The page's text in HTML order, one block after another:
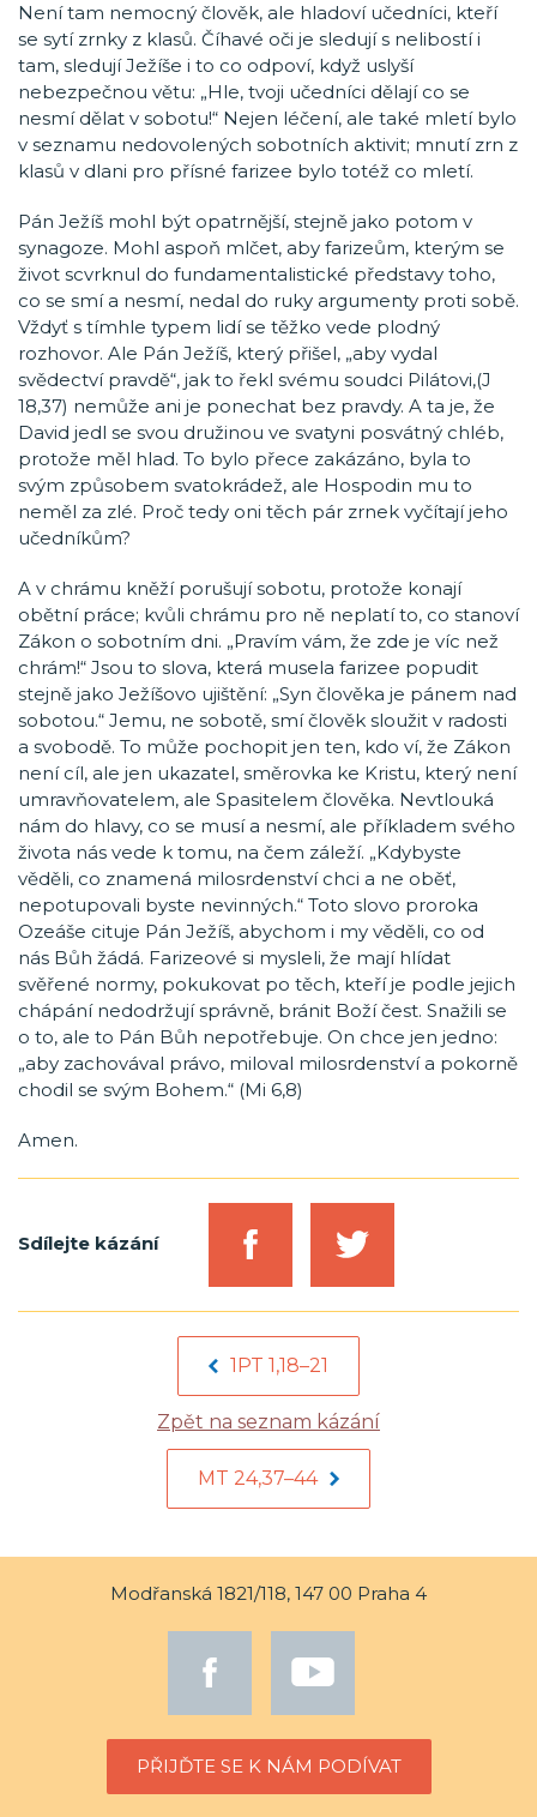
Není tam nemocný člověk, ale hladoví učedníci, kteří
se sytí zrnky z klasů. Číhavé oči je sledují s nelibostí i
tam, sledují Ježíše i to co odpoví, když uslyší
nebezpečnou větu: „Hle, tvoji učedníci dělají co se
nesmí dělat v sobotu!“ Nejen léčení, ale také mletí bylo
v seznamu nedovolených sobotních aktivit; mnutí zrn z
klasů v dlani pro přísné farizee bylo totéž co mletí.
Pán Ježíš mohl být opatrnější, stejně jako potom v
synagoze. Mohl aspoň mlčet, aby farizeům, kterým se
život scvrknul do fundamentalistické představy toho,
co se smí a nesmí, nedal do ruky argumenty proti sobě.
Vždyť s tímhle typem lidí se těžko vede plodný
rozhovor. Ale Pán Ježíš, který přišel, „aby vydal
svědectví pravdě“, jak to řekl svému soudci Pilátovi,(J
18,37) nemůže ani je ponechat bez pravdy. A ta je, že
David jedl se svou družinou ve svatyni posvátný chléb,
protože měl hlad. To bylo přece zakázáno, byla to
svým způsobem svatokrádež, ale Hospodin mu to
neměl za zlé. Proč tedy oni těch pár zrnek vyčítají jeho
učedníkům?
A v chrámu kněží porušují sobotu, protože konají
obětní práce; kvůli chrámu pro ně neplatí to, co stanoví
Zákon o sobotním dni. „Pravím vám, že zde je víc než
chrám!“ Jsou to slova, která musela farizee popudit
stejně jako Ježíšovo ujištění: „Syn člověka je pánem nad
sobotou.“ Jemu, ne sobotě, smí člověk sloužit v radosti
a svobodě. To může pochopit jen ten, kdo ví, že Zákon
není cíl, ale jen ukazatel, směrovka ke Kristu, který není
umravňovatelem, ale Spasitelem člověka. Nevtlouká
nám do hlavy, co se musí a nesmí, ale příkladem svého
života nás vede k tomu, na čem záleží. „Kdybyste
věděli, co znamená milosrdenství chci a ne oběť,
nepotupovali byste nevinných.“ Toto slovo proroka
Ozeáše cituje Pán Ježíš, abychom i my věděli, co od
nás Bůh žádá. Farizeové si mysleli, že mají hlídat
svěřené normy, pokukovat po těch, kteří je podle jejich
chápání nedodržují správně, bránit Boží čest. Snažili se
o to, ale to Pán Bůh nepotřebuje. On chce jen jedno:
„aby zachovával právo, miloval milosrdenství a pokorně
chodil se svým Bohem.“ (Mi 6,8)
Amen.
Sdílejte kázání
1PT 1,18–21
Zpět na seznam kázání
MT 24,37–44
Modřanská 1821/118, 147 00 Praha 4
PŘIJĎTE SE K NÁM PODÍVAT